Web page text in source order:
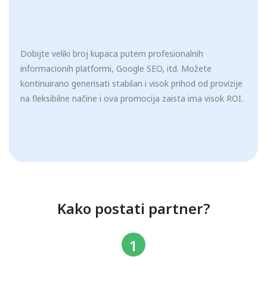
Dobijte veliki broj kupaca putem profesionalnih
informacionih platformi, Google SEO, itd. Možete
kontinuirano generisati stabilan i visok prihod od provizije
na fleksibilne načine i ova promocija zaista ima visok ROI.
Kako postati partner?